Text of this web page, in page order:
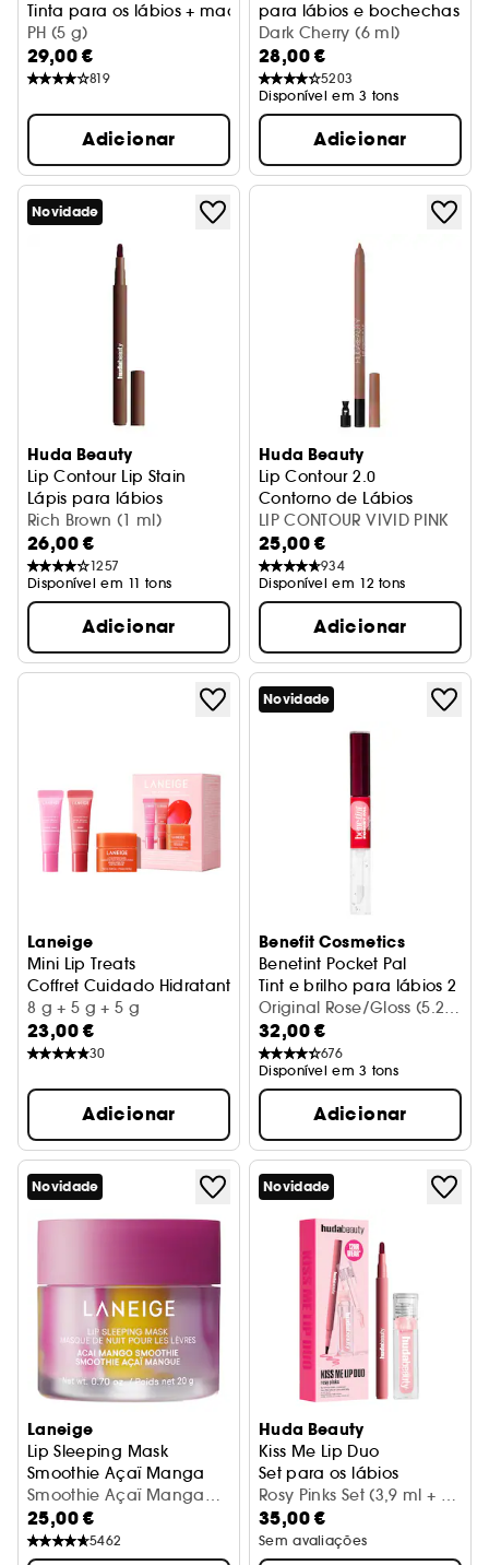
Tinta para os lábios + maçãs do rosto
PH (5 g)
29,00 €
819
Adicionar
para lábios e bochechas
Dark Cherry (6 ml)
28,00 €
5203
Disponível em 3 tons
Adicionar
Novidade
Huda Beauty
Lip Contour Lip Stain
Lápis para lábios
Rich Brown (1 ml)
26,00 €
1257
Disponível em 11 tons
Adicionar
Huda Beauty
Lip Contour 2.0
Contorno de Lábios
LIP CONTOUR VIVID PINK
25,00 €
934
Disponível em 12 tons
Adicionar
Laneige
Mini Lip Treats
Coffret Cuidado Hidratante Lábios Dia e Noite
8 g + 5 g + 5 g
23,00 €
30
Adicionar
Novidade
Benefit Cosmetics
Benetint Pocket Pal
Tint e brilho para lábios 2
Original Rose/Gloss (5.2
ml)
32,00 €
676
Disponível em 3 tons
Adicionar
Novidade
Laneige
Lip Sleeping Mask
Smoothie Açaï Manga
Máscara Noite lábios Edição limitada
Smoothie Açaï Manga
(20 g)
25,00 €
5462
Novidade
Huda Beauty
Kiss Me Lip Duo
Set para os lábios
Rosy Pinks Set (3,9 ml + 1
ml)
35,00 €
Sem avaliações